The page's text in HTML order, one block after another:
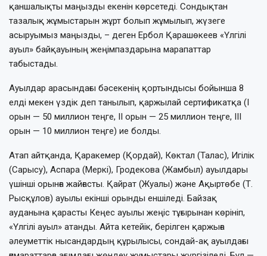
қаншалықты маңызды екенін көрсетеді. Сондықтан
тазалық жұмыстарын жұрт болып жұмылып, жүзеге
асыруымыз маңызды, – деген Ербол Қарашөкеев «Үлгілі
ауыл» байқауының жеңімпаздарына марапаттар
табыстады.
Ауылдар арасындағы бәсекенің қортындысы бойынша 8
елді мекен үздік деп танылып, қаржылай сертификатқа (I
орын — 50 миллион теңге, II орын — 25 миллион теңге, III
орын — 10 миллион теңге) ие болды.
Атап айтқанда, Қаракемер (Қордай), Көктал (Талас), Игілік
(Сарысу), Аспара (Меркі), Гродекова (Жамбыл) ауылдары
үшінші орынға жайғасты. Қайрат (Жуалы) және Ақыртөбе (Т.
Рысқұлов) ауылы екінші орынды еншіледі. Байзақ
ауданына қарасты Кеңес ауылы жеңіс тұғырынан көрініп,
«Үлгілі ауыл» атанды. Айта кетейік, берілген қаржыға
әлеуметтік нысандардың құрылысы, сондай-ақ ауылдағы